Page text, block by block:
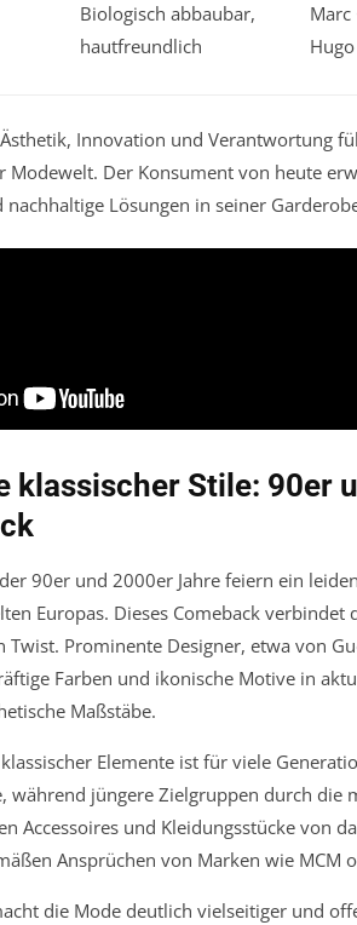
Biologisch abbaubar,
hautfreundlich
Marc
Innovation und Verantwortung
Modewelt. Der Konsument von heute
Lösungen in seiner
klassischer Stile: 90er
90er und 2000er Jahre feiern ein
Europas. Dieses Comeback verbindet
Prominente Designer, etwa von
Farben und ikonische Motive in
Maßstäbe.
Elemente ist für viele
während jüngere Zielgruppen durch die
Accessoires und Kleidungsstücke von
Ansprüchen von Marken wie MCM
die Mode deutlich vielseitiger und